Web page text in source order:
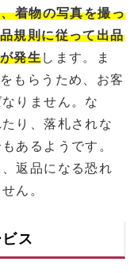
着物の写真を撮っ
規則に従って出品
発生します。ま
もらうため、お客
りません。な
り、落札されな
あるようです。
返品になる恐れ
ん。
ス